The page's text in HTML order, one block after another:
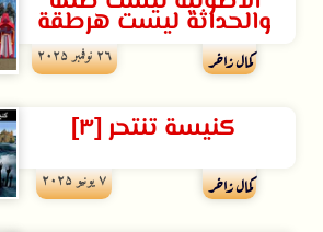
والحداثة ليست هرطقة
كمال زاخر ۲٦ نوفمبر ۲۰۲۵
كنيسة تنتحر [٣]
كمال زاخر ۷ يونيو ۲۰۲۵